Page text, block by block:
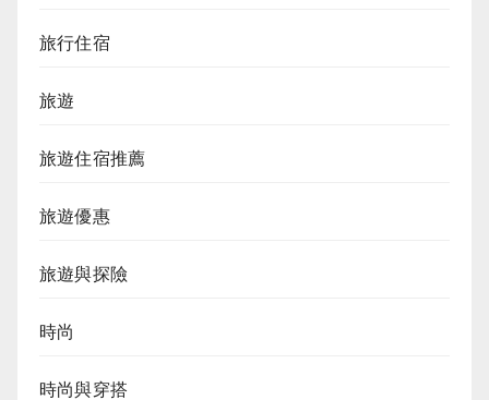
旅行住宿
旅遊
旅遊住宿推薦
旅遊優惠
旅遊與探險
時尚
時尚與穿搭